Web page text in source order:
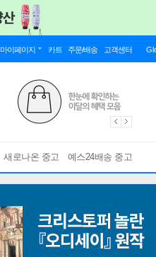
마이페이지 카트 주문/배송 고객센터
새로나온 중고 예스24배송 중고